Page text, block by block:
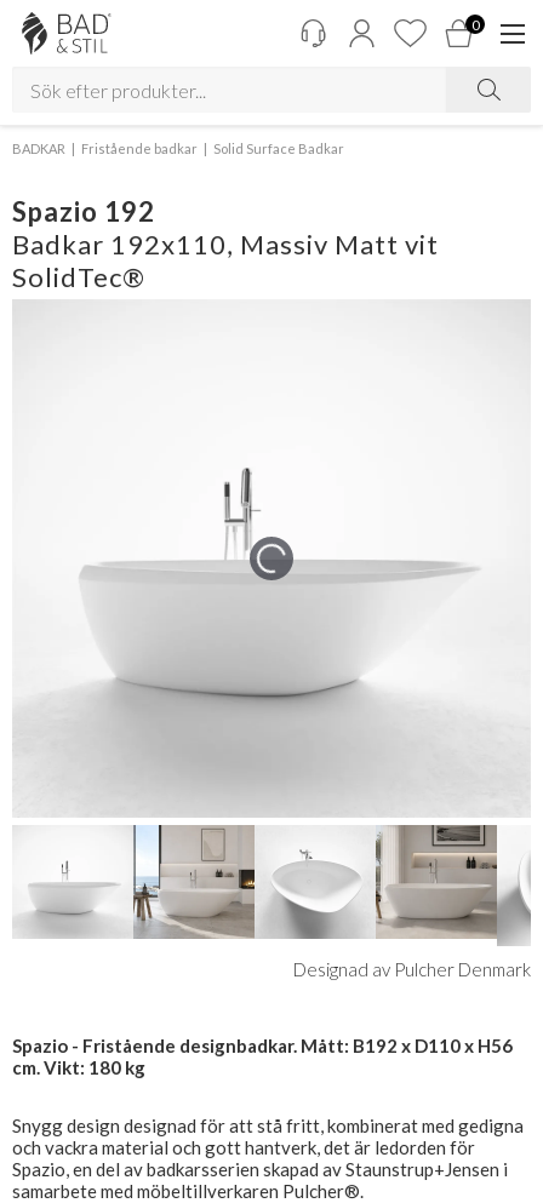
0
BADKAR Fristående badkar Solid Surface Badkar
Spazio 192
Badkar 192x110, Massiv Matt vit
SolidTec®
Designad av Pulcher Denmark
Spazio - Fristående designbadkar. Mått: B192 x D110 x H56
cm. Vikt: 180 kg
Snygg design designad för att stå fritt, kombinerat med gedigna
och vackra material och gott hantverk, det är ledorden för
Spazio, en del av badkarsserien skapad av Staunstrup+Jensen i
samarbete med möbeltillverkaren Pulcher®.